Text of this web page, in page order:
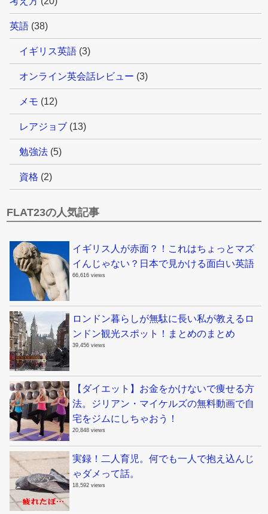
英語 (38)
イギリス英語 (3)
オンライン英会話レビュー (3)
メモ (12)
レアジョブ (13)
勉強法 (5)
資格 (2)
FLAT23の人気記事
イギリス人が赤面？！これはちょっとマズ
イんじゃない？日本で見かける面白い英語
66,616 views
ロンドン暮らしが無駄に長い私が教えるロ
ンドン観光スポット！まとめのまとめ
39,456 views
【ダイエット】お金をかけないで痩せる方
法。ジリアン・マイケルズの無料動画で自
宅をジムにしちゃおう！
20,848 views
実録！二人育児。何でも一人で抱え込んじ
ゃダメって話。
18,592 views